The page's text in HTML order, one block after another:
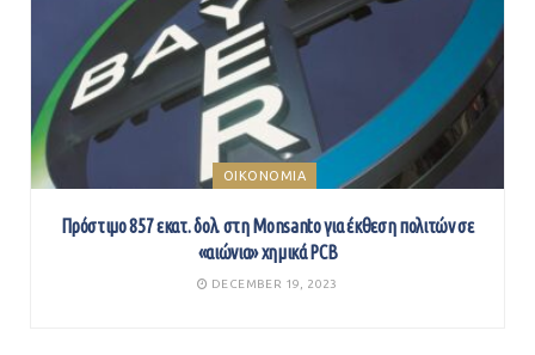
ΟΙΚΟΝΟΜΙΑ
Πρόστιμο 857 εκατ. δολ. στη Monsanto για έκθεση πολιτών σε
«αιώνια» χημικά PCB
DECEMBER 19, 2023